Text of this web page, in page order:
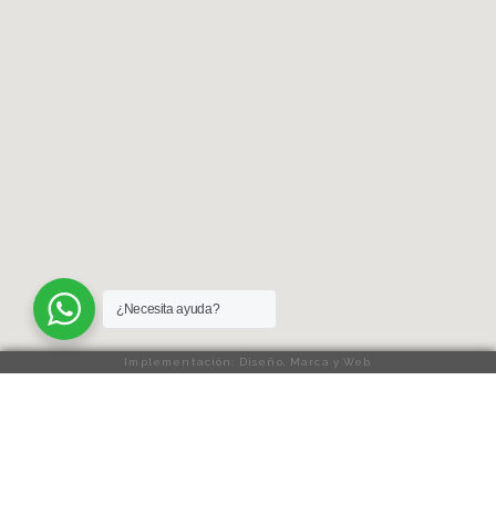
¿Necesita ayuda?
Implementación: Diseño, Marca y Web